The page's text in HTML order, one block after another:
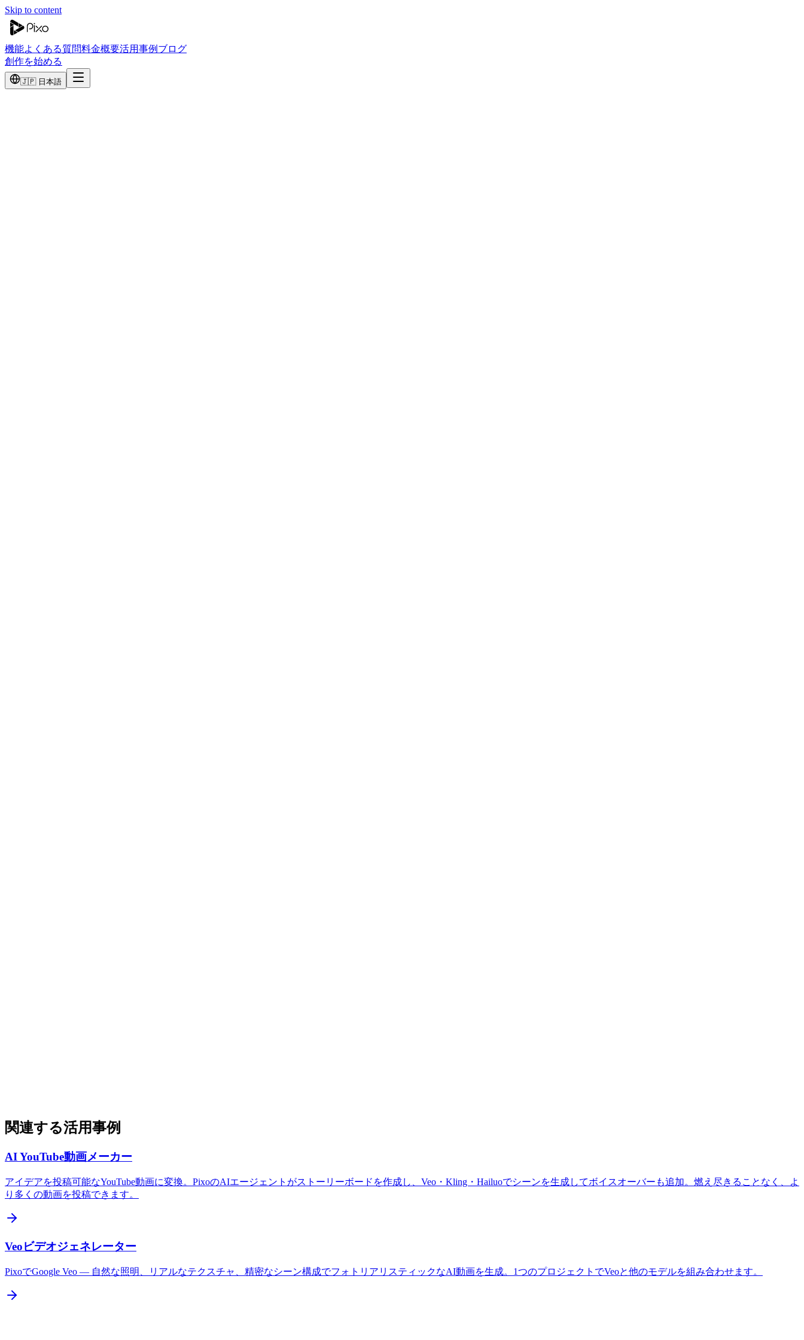
Skip to content
機能よくある質問料金概要活用事例 ブログ
創作を始める
🇯🇵 日本語
関連する活用事例
AI YouTube動画メーカー
アイデアを投稿可能なYouTube動画に変換。PixoのAIエージェントがストーリーボードを作成し、Veo・Kling・Hailuoでシーンを生成してボイスオーバーも追加。燃え尽きることなく、よ
り多くの動画を投稿できます。
Veoビデオジェネレーター
PixoでGoogle Veo — 自然な照明、リアルなテクスチャ、精密なシーン構成でフォトリアリスティックなAI動画を生成。1つのプロジェクトでVeoと他のモデルを組み合わせます。